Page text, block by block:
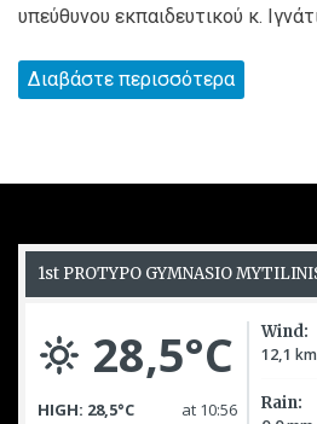
υπεύθυνου εκπαιδευτικού κ.
Διαβάστε περισσότερα